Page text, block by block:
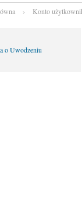
› Konto
o Uwodzeniu